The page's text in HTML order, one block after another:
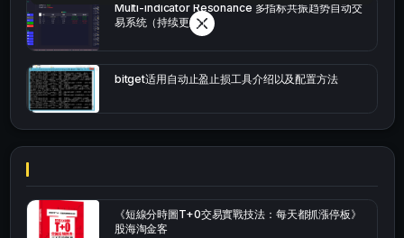
Multi-indicator Resonance 多指标共振趋势自动交
易系统（持续更新）
bitget适用自动止盈止损工具介绍以及配置方法
《短線分時圖T+0交易實戰技法：每天都抓漲停板》
股海淘金客